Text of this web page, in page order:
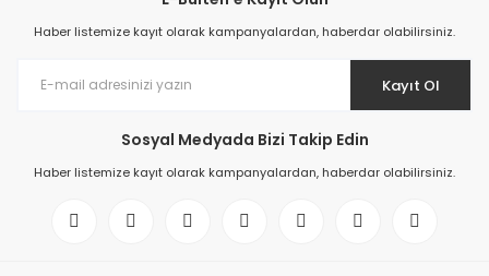
Haber listemize kayıt olarak kampanyalardan, haberdar olabilirsiniz.
Kayıt Ol
Sosyal Medyada Bizi Takip Edin
Haber listemize kayıt olarak kampanyalardan, haberdar olabilirsiniz.